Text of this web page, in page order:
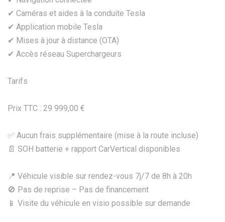
✔ Caméras et aides à la conduite Tesla
✔ Application mobile Tesla
✔ Mises à jour à distance (OTA)
✔ Accès réseau Superchargeurs
Tarifs
Prix TTC : 29 999,00 €
✅ Aucun frais supplémentaire (mise à la route incluse)
📄 SOH batterie + rapport CarVertical disponibles
📍 Véhicule visible sur rendez-vous 7j/7 de 8h à 20h
🚫 Pas de reprise – Pas de financement
📱 Visite du véhicule en visio possible sur demande